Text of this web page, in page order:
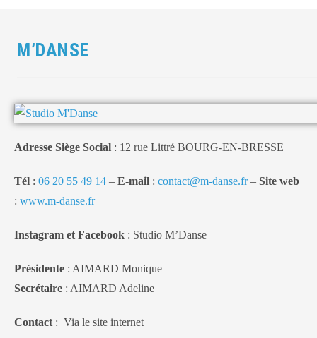
M’DANSE
Adresse Siège Social : 12 rue Littré BOURG-EN-BRESSE
Tél : 06 20 55 49 14 – E-mail : contact@m-danse.fr– Site web
: www.m-danse.fr
Instagram et Facebook : Studio M’Danse
Présidente : AIMARD Monique
Secrétaire : AIMARD Adeline
Contact : Via le site internet